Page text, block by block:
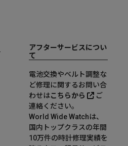
アフターサービスについ
て
電池交換やベルト調整な
ど修理に関するお問い合
わせはこちらから
ご
連絡ください。
World Wide Watchは、
国内トップクラスの年間
10万件の時計修理実績を